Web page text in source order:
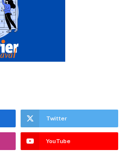
Twitter
YouTube